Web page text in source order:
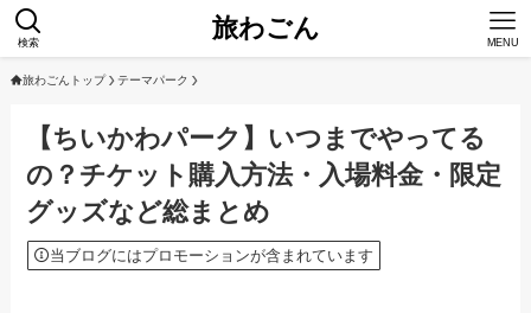
旅わごん
検索 MENU
旅わごんトップ テーマパーク
【ちいかわパーク】いつまでやってる
の？チケット購入方法・入場料金・限定
グッズなど総まとめ
当ブログにはプロモーションが含まれています